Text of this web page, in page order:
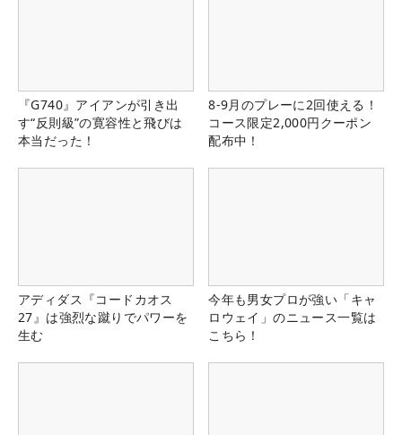
『G740』アイアンが引き出
す“反則級”の寛容性と飛びは
本当だった！
8-9月のプレーに2回使える！
コース限定2,000円クーポン
配布中！
アディダス『コードカオス
27』は強烈な蹴りでパワーを
生む
今年も男女プロが強い「キャ
ロウェイ」のニュース一覧は
こちら！